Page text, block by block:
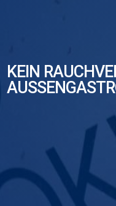
KEIN